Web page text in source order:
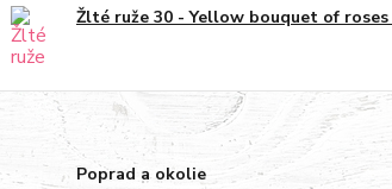
Žlté ruže 30 - Yellow bouquet of roses
Poprad a okolie